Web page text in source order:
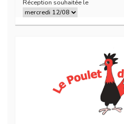
Réception souhaitée le